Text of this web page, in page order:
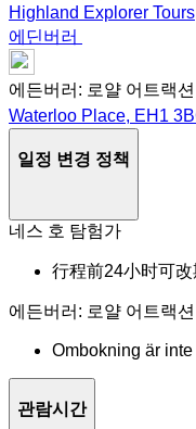
Highland Explorer
에딘버러
에든버러: 로얄 어트랙
Waterloo Place, EH1
일정 변경 정책
네스 호 탐험가
行程前24小时可改
에든버러: 로얄 어트랙
Ombokning är
관람시간